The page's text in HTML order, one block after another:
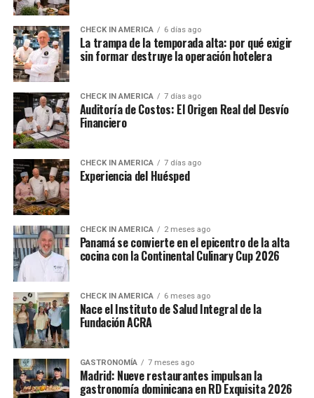
CHECK IN AMERICA 6 días ago
La trampa de la temporada alta: por qué exigir
sin formar destruye la operación hotelera
CHECK IN AMERICA 7 días ago
Auditoría de Costos: El Origen Real del Desvío
Financiero
CHECK IN AMERICA 7 días ago
Experiencia del Huésped
CHECK IN AMERICA 2 meses ago
Panamá se convierte en el epicentro de la alta
cocina con la Continental Culinary Cup 2026
CHECK IN AMERICA 6 meses ago
Nace el Instituto de Salud Integral de la
Fundación ACRA
GASTRONOMÍA 7 meses ago
Madrid: Nueve restaurantes impulsan la
gastronomía dominicana en RD Exquisita 2026